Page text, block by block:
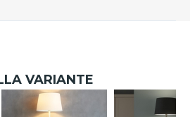
VARIANTE